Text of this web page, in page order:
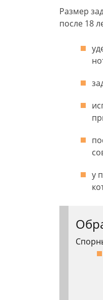
Размер
после 18
у